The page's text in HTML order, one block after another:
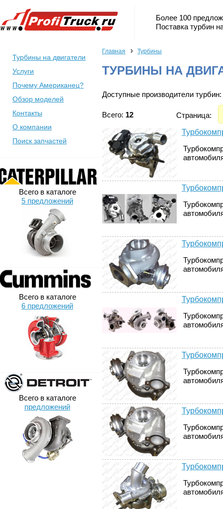
Более 100
Поставка турбин
Турбины на двигатели
Услуги
Почему Американец?
Обзор моделей
Контакты
О компании
Поиск запчастей
Всего в каталоге
5 предложений
Всего в каталоге
6 предложений
Всего в каталоге
предложений
Главная › Турбины
ТУРБИНЫ НА
Доступные производители турбин:
Всего: 12
Страница: